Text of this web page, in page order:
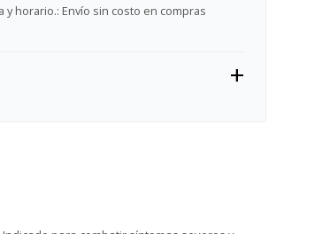
y horario.: Envío sin costo en compras